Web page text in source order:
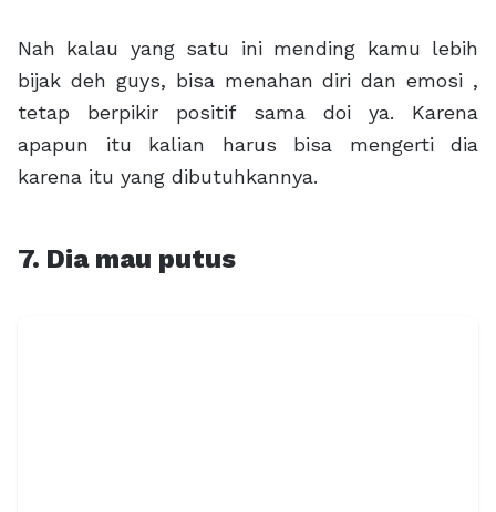
Nah kalau yang satu ini mending kamu lebih
bijak deh guys, bisa menahan diri dan emosi ,
tetap berpikir positif sama doi ya. Karena
apapun itu kalian harus bisa mengerti dia
karena itu yang dibutuhkannya.
7. Dia mau putus